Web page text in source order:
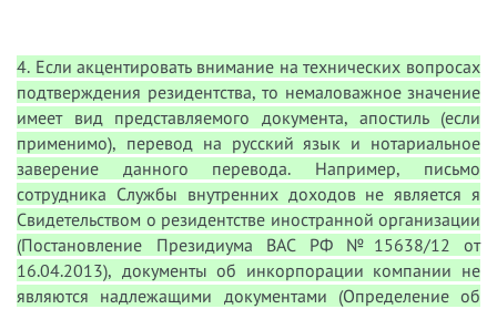
4. Если акцентировать внимание на технических вопросах
подтверждения резидентства, то немаловажное значение
имеет вид представляемого документа, апостиль (если
применимо), перевод на русский язык и нотариальное
заверение данного перевода. Например, письмо
сотрудника Службы внутренних доходов не является я
Свидетельством о резидентстве иностранной организации
(Постановление Президиума ВАС РФ №15638/12 от
16.04.2013), документы об инкорпорации компании не
являются надлежащими документами (Определение об